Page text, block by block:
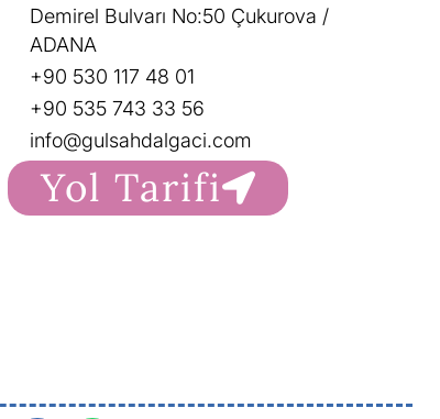
Demirel Bulvarı No:50 Çukurova /
ADANA
+90 530 117 48 01
+90 535 743 33 56
info@gulsahdalgaci.com
Yol Tarifi